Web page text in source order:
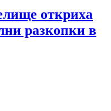
откриха
разкопки в